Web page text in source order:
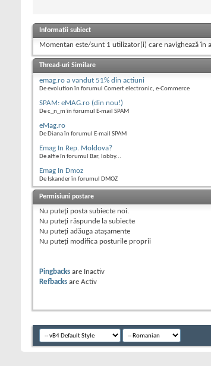
Informații subiect
Momentan este/sunt 1 utilizator(i) care navighează în
Thread-uri Similare
emag.ro a vandut 51% din actiuni
De evolution în forumul Comert electronic, e-Commerce
SPAM: eMAG.ro (din nou!)
De c_n_m în forumul E-mail SPAM
eMag.ro
De Diana în forumul E-mail SPAM
Emag In Rep. Moldova?
De alfie în forumul Bar, lobby...
Emag In Dmoz
De Iskander în forumul DMOZ
Permisiuni postare
Nu puteţi posta subiecte noi.
Nu puteţi răspunde la subiecte
Nu puteţi adăuga ataşamente
Nu puteţi modifica posturile proprii
Pingbacks are Inactiv
Refbacks are Activ